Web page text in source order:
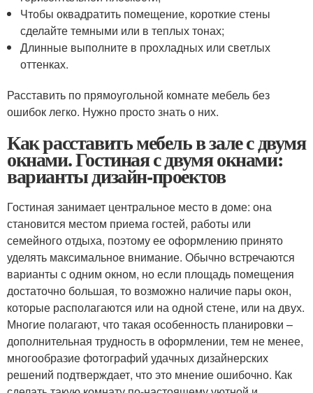
Чтобы оквадратить помещение, короткие стены
сделайте темными или в теплых тонах;
Длинные выполните в прохладных или светлых
оттенках.
Расставить по прямоугольной комнате мебель без
ошибок легко. Нужно просто знать о них.
Как расставить мебель в зале с двумя
окнами. Гостиная с двумя окнами:
варианты дизайн-проектов
Гостиная занимает центральное место в доме: она
становится местом приема гостей, работы или
семейного отдыха, поэтому ее оформлению принято
уделять максимальное внимание. Обычно встречаются
варианты с одним окном, но если площадь помещения
достаточно большая, то возможно наличие пары окон,
которые располагаются или на одной стене, или на двух.
Многие полагают, что такая особенность планировки –
дополнительная трудность в оформлении, тем не менее,
многообразие фотографий удачных дизайнерских
решений подтверждает, что это мнение ошибочно. Как